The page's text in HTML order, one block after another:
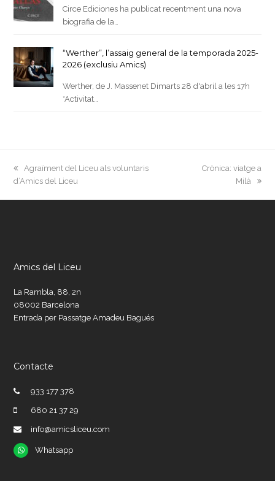
Circe Ediciones ha publicat recentment una nova
biografia de la…
“Werther”, l’assaig general de la temporada 2025-
2026 (exclusiu Amics)
Werther, de J. Massenet Dimarts 28 d'abril a les 17h
*Activitat…
previous
post:
Agraïment del Liceu als voluntaris
d’Amics del Liceu
next
Crònica: viatge a
Milà
Amics del Liceu
La Rambla, 88, 2n
08002 Barcelona
Entrada per Passatge Amadeu Bagués
Contacte
933 177 378
680 21 37 29
info@amicsliceu.com
Whatsapp
Whatsapp